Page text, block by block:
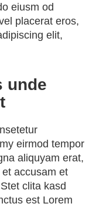
eiusm od
placerat eros,
elit,
unde
eirmod tempor
aliquyam erat,
accusam et
clita kasd
est Lorem